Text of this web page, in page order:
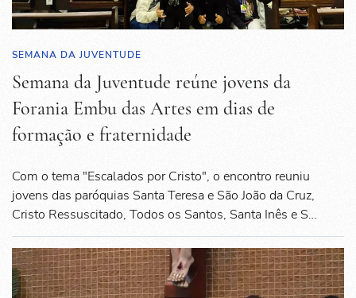
SEMANA DA JUVENTUDE
Semana da Juventude reúne jovens da
Forania Embu das Artes em dias de
formação e fraternidade
Com o tema "Escalados por Cristo", o encontro reuniu
jovens das paróquias Santa Teresa e São João da Cruz,
Cristo Ressuscitado, Todos os Santos, Santa Inês e S…